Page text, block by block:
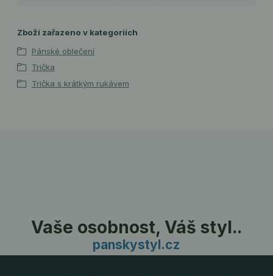
Zboží zařazeno v kategoriích
Pánské oblečení
Trička
Trička s krátkým rukávem
Vaše osobnost, Váš styl..
panskystyl.cz